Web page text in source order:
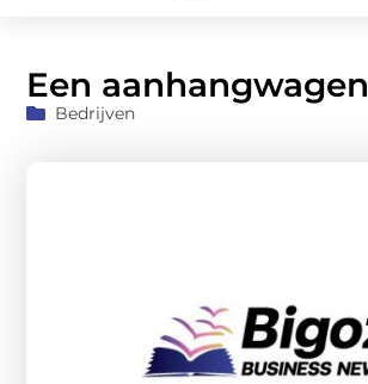
Een aanhangwagen
Bedrijven